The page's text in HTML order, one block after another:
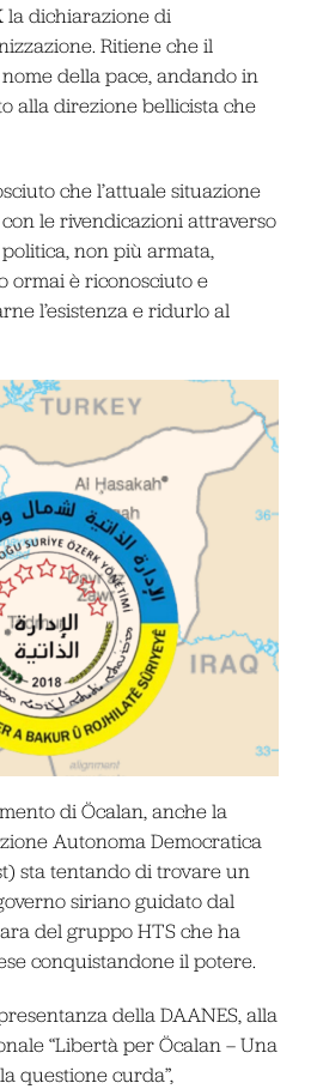
la dichiarazione di
Ritiene che il
della pace, andando in
alla direzione bellicista che
che l’attuale situazione
le rivendicazioni attraverso
non più armata,
ormai è riconosciuto e
l’esistenza e ridurlo al
di Öcalan, anche la
Autonoma Democratica
sta tentando di trovare un
siriano guidato dal
del gruppo HTS che ha
conquistandone il potere.
della DAANES, alla
“Libertà per Öcalan – Una
questione curda”,